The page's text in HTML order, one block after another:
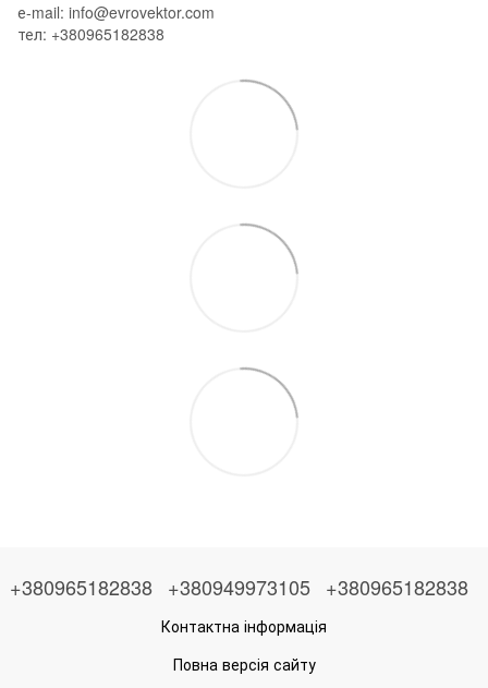
е-mail: info@evrovektor.com
тел: +380965182838
+380965182838 +380949973105 +380965182838
Контактна інформація
Повна версія сайту